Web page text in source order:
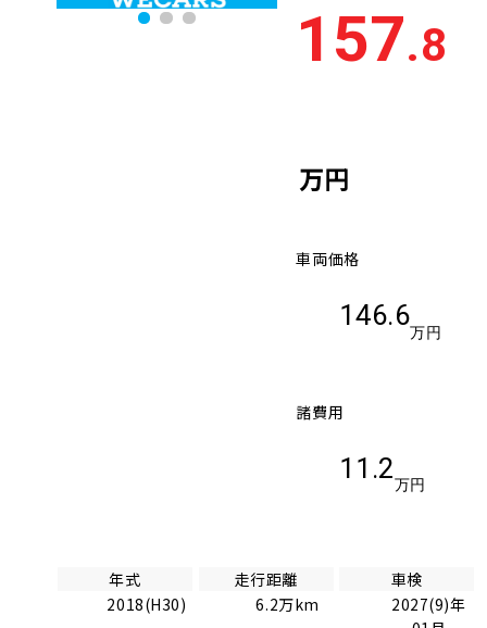
157.8
万円
車両価格
146.6
万円
諸費用
11.2
万円
年式
2018(H30)
走行距離
6.2万km
車検
2027(9)年